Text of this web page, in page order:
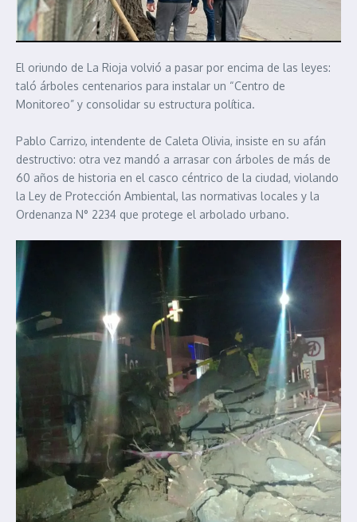
El oriundo de La Rioja volvió a pasar por encima de las leyes:
taló árboles centenarios para instalar un “Centro de
Monitoreo” y consolidar su estructura política.
Pablo Carrizo, intendente de Caleta Olivia, insiste en su afán
destructivo: otra vez mandó a arrasar con árboles de más de
60 años de historia en el casco céntrico de la ciudad, violando
la Ley de Protección Ambiental, las normativas locales y la
Ordenanza N° 2234 que protege el arbolado urbano.